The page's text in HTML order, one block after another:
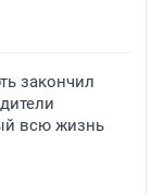
закончил
всю жизнь